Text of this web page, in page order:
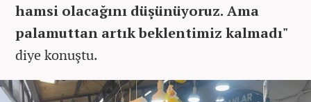
hamsi olacağını düşünüyoruz. Ama
palamuttan artık beklentimiz kalmadı"
diye konuştu.